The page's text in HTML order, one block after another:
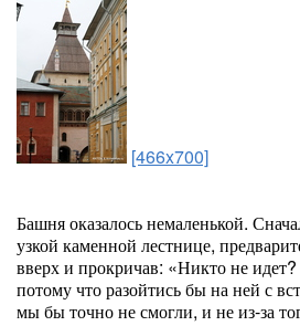
[466x700]
Башня оказалось немаленькой.
узкой каменной лестнице,
вверх и прокричав: «Никто не
потому что разойтись бы на ней с
мы бы точно не смогли, и не из-за